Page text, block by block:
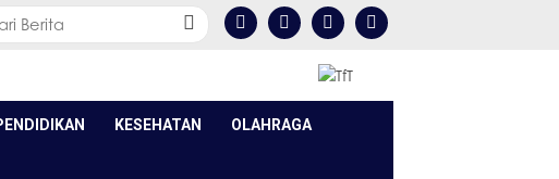
KESEHATAN OLAHRAGA